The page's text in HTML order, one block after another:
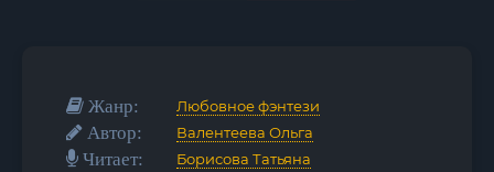
Жанр: Любовное фэнтези
Автор: Валентеева Ольга
Читает: Борисова Татьяна